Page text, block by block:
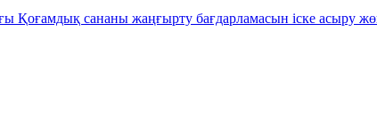
Қоғамдық сананы жаңғырту бағдарламасын іске асыру